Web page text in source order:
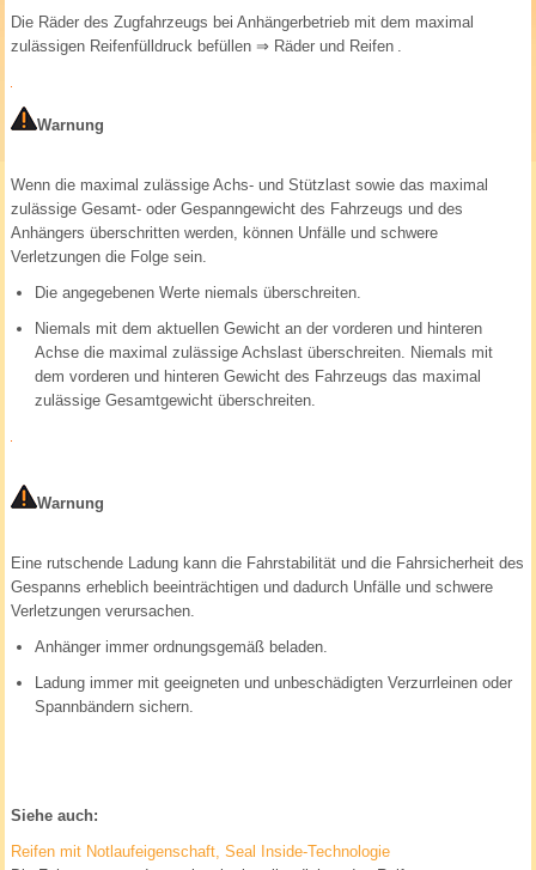
Die Räder des Zugfahrzeugs bei Anhängerbetrieb mit dem maximal
zulässigen Reifenfülldruck befüllen ⇒ Räder und Reifen .
Warnung
Wenn die maximal zulässige Achs- und Stützlast sowie das maximal
zulässige Gesamt- oder Gespanngewicht des Fahrzeugs und des
Anhängers überschritten werden, können Unfälle und schwere
Verletzungen die Folge sein.
Die angegebenen Werte niemals überschreiten.
Niemals mit dem aktuellen Gewicht an der vorderen und hinteren
Achse die maximal zulässige Achslast überschreiten. Niemals mit
dem vorderen und hinteren Gewicht des Fahrzeugs das maximal
zulässige Gesamtgewicht überschreiten.
Warnung
Eine rutschende Ladung kann die Fahrstabilität und die Fahrsicherheit des
Gespanns erheblich beeinträchtigen und dadurch Unfälle und schwere
Verletzungen verursachen.
Anhänger immer ordnungsgemäß beladen.
Ladung immer mit geeigneten und unbeschädigten Verzurrleinen oder
Spannbändern sichern.
Siehe auch:
Reifen mit Notlaufeigenschaft, Seal Inside-Technologie